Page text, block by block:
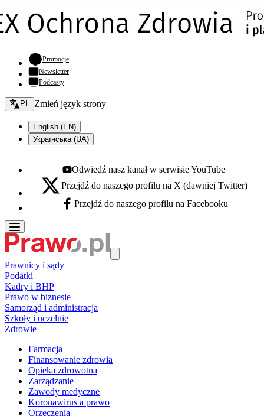
Promocje- otwiera się w nowej karcie
Newsletter
Podcasty
Zmień język - bieżący:
PL Zmień język strony
English (EN)
Українська (UA)
Youtube - otwiera się w nowej karcie
Odwiedź nasz kanał w serwisie YouTube
X - otwiera się w nowej karcie
Przejdź do naszego profilu na X (dawniej Twitter)
Facebook - otwiera się w nowej karcie
Przejdź do naszego profilu na Facebooku
Prawnicy i sądy
Podatki
Kadry i BHP
Prawo w biznesie
Samorząd i administracja
Szkoły i uczelnie
Zdrowie
Farmacja
Finansowanie zdrowia
Opieka zdrowotna
Zarządzanie
Zawody medyczne
Koronawirus a prawo
Orzeczenia